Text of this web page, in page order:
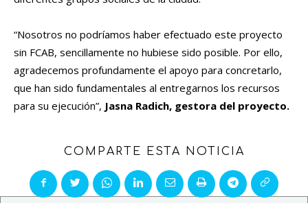
“Nosotros no podríamos haber efectuado este proyecto
sin FCAB, sencillamente no hubiese sido posible. Por ello,
agradecemos profundamente el apoyo para concretarlo,
que han sido fundamentales al entregarnos los recursos
para su ejecución”, Jasna Radich, gestora del proyecto.
COMPARTE ESTA NOTICIA